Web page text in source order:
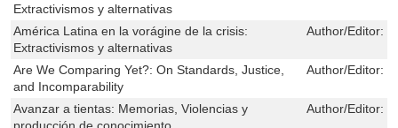
Extractivismos y alternativas
América Latina en la vorágine de la crisis:
Extractivismos y alternativas
Author/Editor:
Are We Comparing Yet?: On Standards, Justice,
and Incomparability
Author/Editor:
Avanzar a tientas: Memorias, Violencias y
Author/Editor: